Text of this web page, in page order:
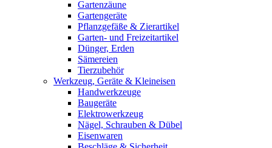
Gartenzäune
Gartengeräte
Pflanzgefäße & Zierartikel
Garten- und Freizeitartikel
Dünger, Erden
Sämereien
Tierzubehör
Werkzeug, Geräte & Kleineisen
Handwerkzeuge
Baugeräte
Elektrowerkzeug
Nägel, Schrauben & Dübel
Eisenwaren